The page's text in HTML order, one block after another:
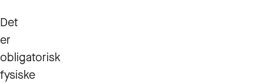
Det
er
obligatorisk
fysiske